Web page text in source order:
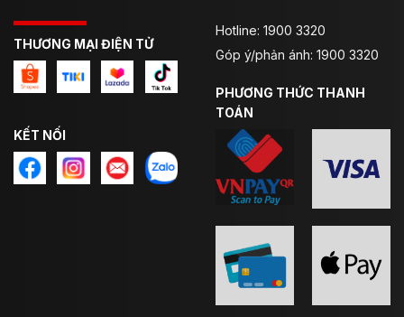
khả năng bảo vệ tối đa.
Viền đệm cao su PVC:Hỗ trợ khít chặt và chống bụi
hiệu quả.
Viền nhựa PP bao quanh toàn bộ:Gia cố chắc chắn và
tăng độ bền.
Tính năng nổi bật :
bảo vệ mắt và da.
Hệ thống tháo lắp nhanh chóng, được phát triển mới
Nút bấm tiện lợi giúp người dùng thay thế hoặc
THƯƠNG MẠI ĐIỆN TỬ
KẾT NỐI
Hotline: 1900 3320
Góp ý/phản ánh: 1900 3320
PHƯƠNG THỨC THANH
TOÁN